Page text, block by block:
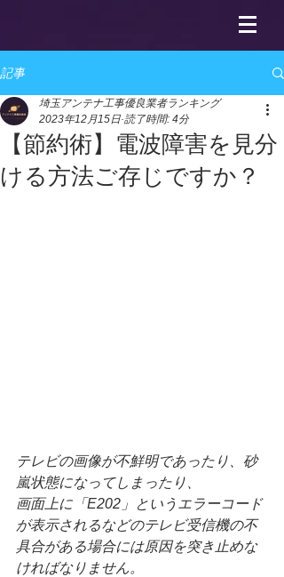
記事
【節約術】電波障害を見分
ける方法ご存じですか？
埼玉アンテナ工事優良業者ランキング
2023年12月15日 読了時間: 4分
テレビの画像が不鮮明であったり、砂
嵐状態になってしまったり、
画面上に「E202」というエラーコード
が表示されるなどのテレビ受信機の不
具合がある場合には原因を突き止めな
ければなりません。